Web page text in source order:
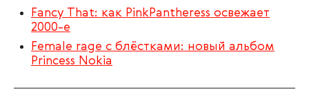
Fancy That: как PinkPantheress освежает
2000-е
Female rage с блёстками: новый альбом
Princess Nokia